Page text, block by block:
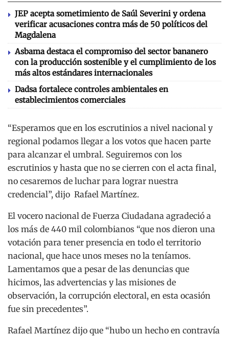
JEP acepta sometimiento de Saúl Severini y ordena
verificar acusaciones contra más de 50 políticos del
Magdalena
Asbama destaca el compromiso del sector bananero
con la producción sostenible y el cumplimiento de los
más altos estándares internacionales
Dadsa fortalece controles ambientales en
establecimientos comerciales
“Esperamos que en los escrutinios a nivel nacional y
regional podamos llegar a los votos que hacen parte
para alcanzar el umbral. Seguiremos con los
escrutinios y hasta que no se cierren con el acta final,
no cesaremos de luchar para lograr nuestra
credencial”, dijo Rafael Martínez.
El vocero nacional de Fuerza Ciudadana agradeció a
los más de 440 mil colombianos “que nos dieron una
votación para tener presencia en todo el territorio
nacional, que hace unos meses no la teníamos.
Lamentamos que a pesar de las denuncias que
hicimos, las advertencias y las misiones de
observación, la corrupción electoral, en esta ocasión
fue sin precedentes”.
Rafael Martínez dijo que “hubo un hecho en contravía